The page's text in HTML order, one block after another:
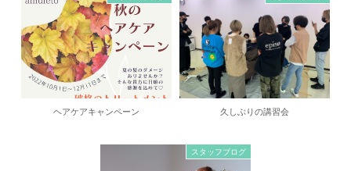
ヘアケアキャンペーン 久しぶりの講習会
スタッフブログ